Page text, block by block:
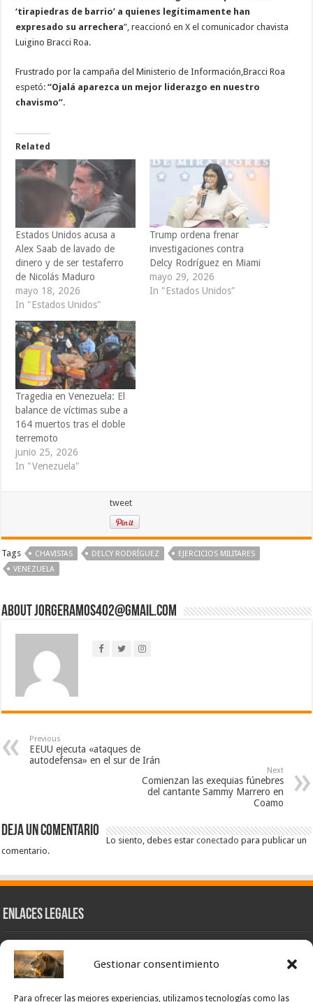
Gestionar consentimiento
Para ofrecer las mejores experiencias, utilizamos tecnologías como las
‘tirapiedras de barrio’ a quienes legítimamente han
expresado su arrechera”, reaccionó en X el comunicador chavista
Luigino Bracci Roa.
Frustrado por la campaña del Ministerio de Información,Bracci Roa
espetó:“Ojalá aparezca un mejor liderazgo en nuestro
chavismo”.
Related
Estados Unidos acusa a
Alex Saab de lavado de
dinero y de ser testaferro
de Nicolás Maduro
mayo 18, 2026
In "Estados Unidos"
Trump ordena frenar
investigaciones contra
Delcy Rodríguez en Miami
mayo 29, 2026
In "Estados Unidos"
Tragedia en Venezuela: El
balance de víctimas sube a
164 muertos tras el doble
terremoto
junio 25, 2026
In "Venezuela"
tweet
Tags CHAVISTAS DELCY RODRÍGUEZ
EJERCICIOS MILITARES
VENEZUELA
About jorgeramos402@gmail.com
Previous
EEUU ejecuta «ataques de
autodefensa» en el sur de Irán
Next
Comienzan las exequias fúnebres
del cantante Sammy Marrero en
Coamo
Deja un comentario
Lo siento, debes estarconectado para publicar un
comentario.
Enlaces Legales
Nuestra Esencia
Pulso Global